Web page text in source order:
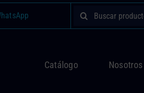
Buscar:
Catálogo Nosotros